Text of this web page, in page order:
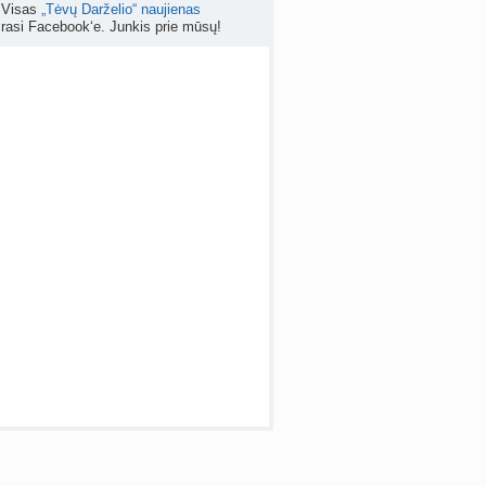
Visas „Tėvų Darželio“ naujienas
rasi Facebook‘e. Junkis prie mūsų!